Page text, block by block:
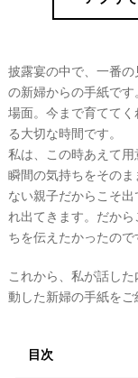
披露宴の中で、一番
の新婦からの手紙で
場面。今まで育てて
る大切な時間です。
私は、この時あえて
瞬間の気持ちをその
ない親子だからこそ
れ出てきます。だか
ちを伝えたかったので
これから、私が話し
動した新婦の手紙をご
目次
ゾ
ー
ト
婚